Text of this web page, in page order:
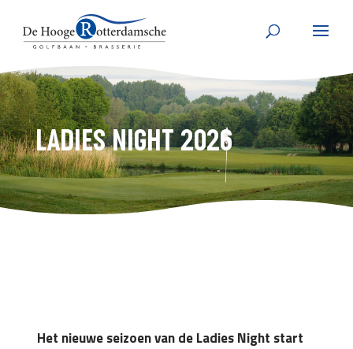
LADIES NIGHT 2026
Het nieuwe seizoen van de Ladies Night start